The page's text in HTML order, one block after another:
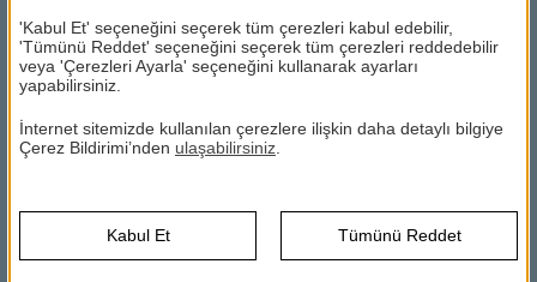
Ara
şube ve atm" ile ilgili 20 sonuç bulundu.
HSBC Portföy
... HSBC Portföy Yatırım Fonlarına, HSBC Bank
Türkiye Hayat ve Emeklilik
HSBC Portföy
'Kabul Et' seçeneğini seçerek tüm çerezleri kabul edebilir,
'Tümünü Reddet' seçeneğini seçerek tüm çerezleri reddedebilir
veya 'Çerezleri Ayarla' seçeneğini kullanarak ayarları
yapabilirsiniz.
İnternet sitemizde kullanılan çerezlere ilişkin daha detaylı bilgiye
Çerez Bildirimi’nden ulaşabilirsiniz
Kabul Et Tümünü Reddet